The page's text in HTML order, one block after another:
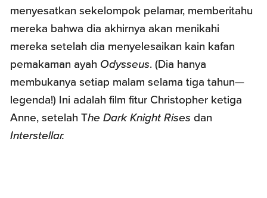
menyesatkan sekelompok pelamar, memberitahu
mereka bahwa dia akhirnya akan menikahi
mereka setelah dia menyelesaikan kain kafan
pemakaman ayah Odysseus. (Dia hanya
membukanya setiap malam selama tiga tahun—
legenda!) Ini adalah film fitur Christopher ketiga
Anne, setelah The Dark Knight Risesdan
Interstellar.